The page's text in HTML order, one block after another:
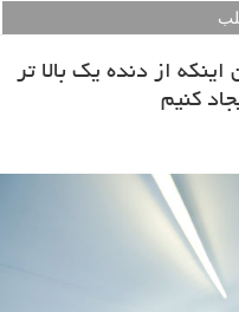
از دنده یک بالا تر
کنیم